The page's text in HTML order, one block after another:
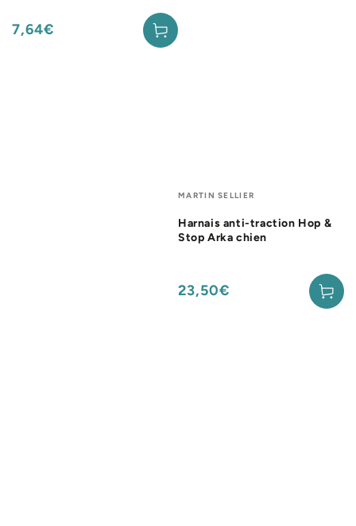
Prix
7,64€
Fournisseur:
MARTIN SELLIER
Harnais anti-traction Hop &
Stop Arka chien
Prix
23,50€